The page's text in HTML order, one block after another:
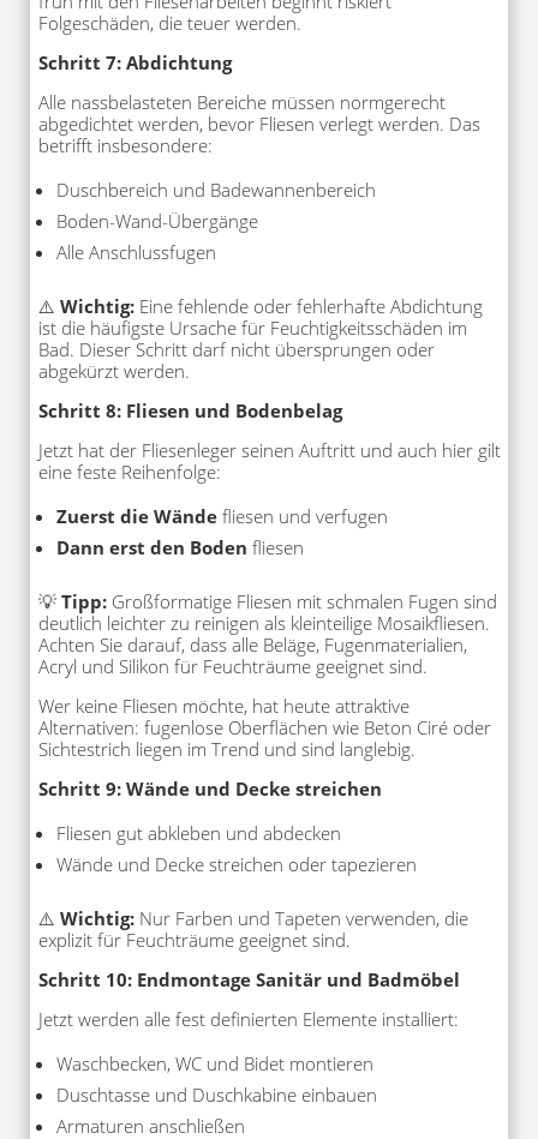
Folgeschäden, die teuer werden.
Schritt 7: Abdichtung
Alle nassbelasteten Bereiche müssen normgerecht
abgedichtet werden, bevor Fliesen verlegt werden. Das
betrifft insbesondere:
Duschbereich und Badewannenbereich
Boden-Wand-Übergänge
Alle Anschlussfugen
⚠️ Wichtig:Eine fehlende oder fehlerhafte Abdichtung
ist die häufigste Ursache für Feuchtigkeitsschäden im
Bad. Dieser Schritt darf nicht übersprungen oder
abgekürzt werden.
Schritt 8: Fliesen und Bodenbelag
Jetzt hat der Fliesenleger seinen Auftritt und auch hier gilt
eine feste Reihenfolge:
Zuerst die Wändefliesen und verfugen
Dann erst den Boden fliesen
💡 Tipp:Großformatige Fliesen mit schmalen Fugen sind
deutlich leichter zu reinigen als kleinteilige Mosaikfliesen.
Achten Sie darauf, dass alle Beläge, Fugenmaterialien,
Acryl und Silikon für Feuchträume geeignet sind.
Wer keine Fliesen möchte, hat heute attraktive
Alternativen: fugenlose Oberflächen wie Beton Ciré oder
Sichtestrich liegen im Trend und sind langlebig.
Schritt 9: Wände und Decke streichen
Fliesen gut abkleben und abdecken
Wände und Decke streichen oder tapezieren
⚠️ Wichtig:Nur Farben und Tapeten verwenden, die
explizit für Feuchträume geeignet sind.
Schritt 10: Endmontage Sanitär und Badmöbel
Jetzt werden alle fest definierten Elemente installiert:
Waschbecken, WC und Bidet montieren
Duschtasse und Duschkabine einbauen
Armaturen anschließen